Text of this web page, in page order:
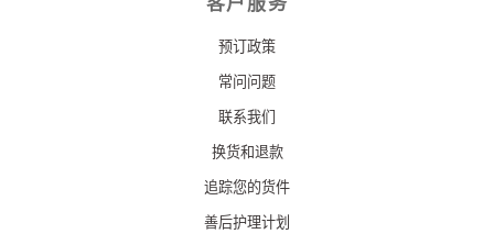
预订政策
常问问题
联系我们
换货和退款
追踪您的货件
善后护理计划